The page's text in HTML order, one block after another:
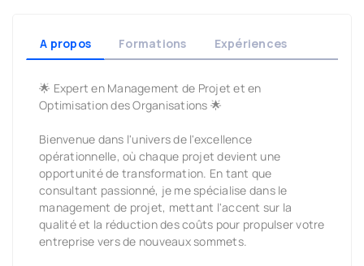
A propos Formations Expériences
🌟 Expert en Management de Projet et en
Optimisation des Organisations 🌟
Bienvenue dans l'univers de l'excellence
opérationnelle, où chaque projet devient une
opportunité de transformation. En tant que
consultant passionné, je me spécialise dans le
management de projet, mettant l'accent sur la
qualité et la réduction des coûts pour propulser votre
entreprise vers de nouveaux sommets.